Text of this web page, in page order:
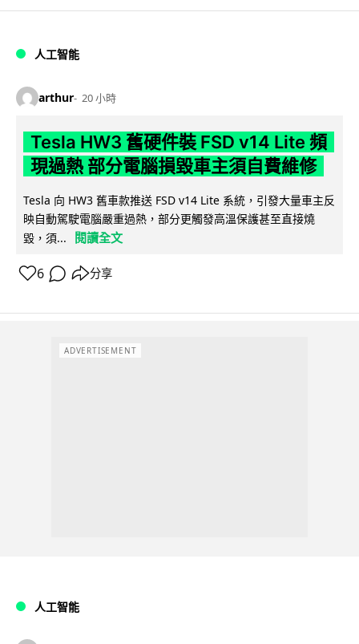
人工智能
arthur 20 小時
Tesla HW3 舊硬件裝 FSD v14 Lite 頻
現過熱 部分電腦損毀車主須自費維修
Tesla 向 HW3 舊車款推送 FSD v14 Lite 系統，引發大量車主反
映自動駕駛電腦嚴重過熱，部分更觸發高溫保護甚至直接燒
毀，須...
閱讀全文
6 分享
ADVERTISEMENT
人工智能